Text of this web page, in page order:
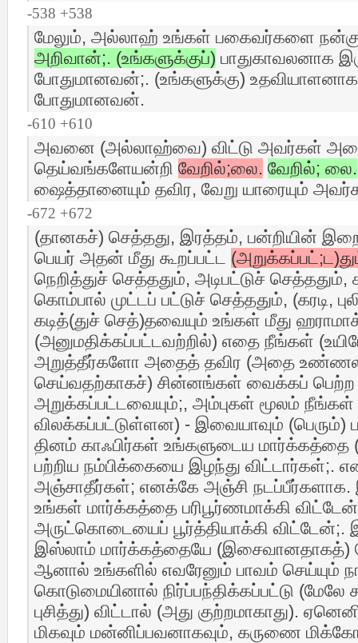
-538 +538
மேலும், அல்லாஹ் உங்கள் பகைவர்களை
அறிவான்;. (உங்களுக்குப்) பாதுகாவலனாக
போதுமானவன்;. (உங்களுக்கு)
போதுமானவன்.
-610 +610
அவனை (அல்லாஹ்வை) விட்டு அவர்கள்
தெய்வங்களேயன்றி வேறில்;லை. வேறில்; லை.
ஷைத்தானையும் தவிர, வேறு யாரையும்
-672 +672
(தானகச்) செத்தது, இரத்தம், பன்றியின்
பெயர் அதன் மீது கூறப்பட்ட
நெறித்துச் செத்ததும், அடிபட்டுச் செத்ததும்,
கொம்பால் முட்டப் பட்டுச் செத்ததும், (கரடி,
கடித்(துச் செத்)தவையும் உங்கள் மீது
(அனுமதிக்கப்பட்டவற்றில்) எதை நீங்கள்
அறுத்தீர்களோ அதைத் தவிர (அதை
செய்வதற்காகச்) சின்னங்கள் வைக்கப்
அறுக்கப்பட்டவையும்;, அம்புகள் மூலம் நீங்கள்
விலக்கப்பட்டுள்ளன) - இவையாவும்
தினம் காஃபிர்கள் உங்களுடைய மார்க்கத்தை
பற்றிய நம்பிக்கையை இழந்து விட்டார்கள்;.
அஞ்சாதீர்கள்; எனக்கே அஞ்சி
உங்கள் மார்க்கத்தை பரிபூர்ணமாக்கி
அருட்கொடையைப் பூர்த்தியாக்கி
இஸ்லாம் மார்க்கத்தையே (இசைவானதாகத்)
ஆனால் உங்களில் எவரேனும் பாவம் செய்யும்
கொடுமையினால் நிர்ப்பந்திக்கப்பட்டு
புசித்து) விட்டால் (அது குற்றமாகாது).
மிகவும் மன்னிப்பவனாகவும், கருணை